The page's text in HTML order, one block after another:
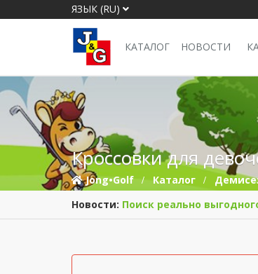
ЯЗЫК (RU)
КАТАЛОГ НОВОСТИ
Кроссовки для
Jong•Golf Каталог
Новости: Поиск реально